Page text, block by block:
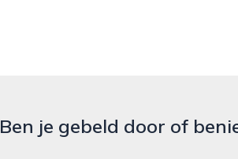
Ben je gebeld door of